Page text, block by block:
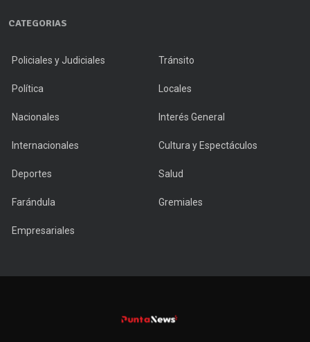
CATEGORIAS
Policiales y Judiciales Tránsito
Política Locales
Nacionales Interés General
Internacionales Cultura y Espectáculos
Deportes Salud
Farándula Gremiales
Empresariales